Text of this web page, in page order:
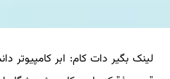
خدمات ما
درباره ما
لینک بگیر دات کام: ابر کامپیوتر